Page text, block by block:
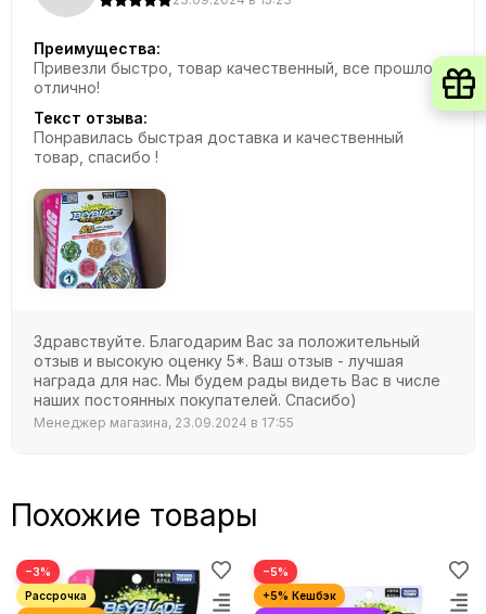
Преимущества:
Привезли быстро, товар качественный, все прошло
отлично!
Текст отзыва:
Понравилась быстрая доставка и качественный
товар, спасибо !
Здравствуйте. Благодарим Вас за положительный
отзыв и высокую оценку 5*. Ваш отзыв - лучшая
награда для нас. Мы будем рады видеть Вас в числе
наших постоянных покупателей. Спасибо)
Менеджер магазина, 23.09.2024 в 17:55
Похожие товары
−3% −5%